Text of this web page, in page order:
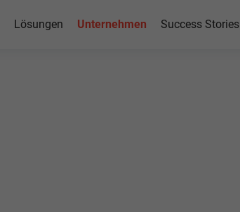
Lösungen Unternehmen Success Stories